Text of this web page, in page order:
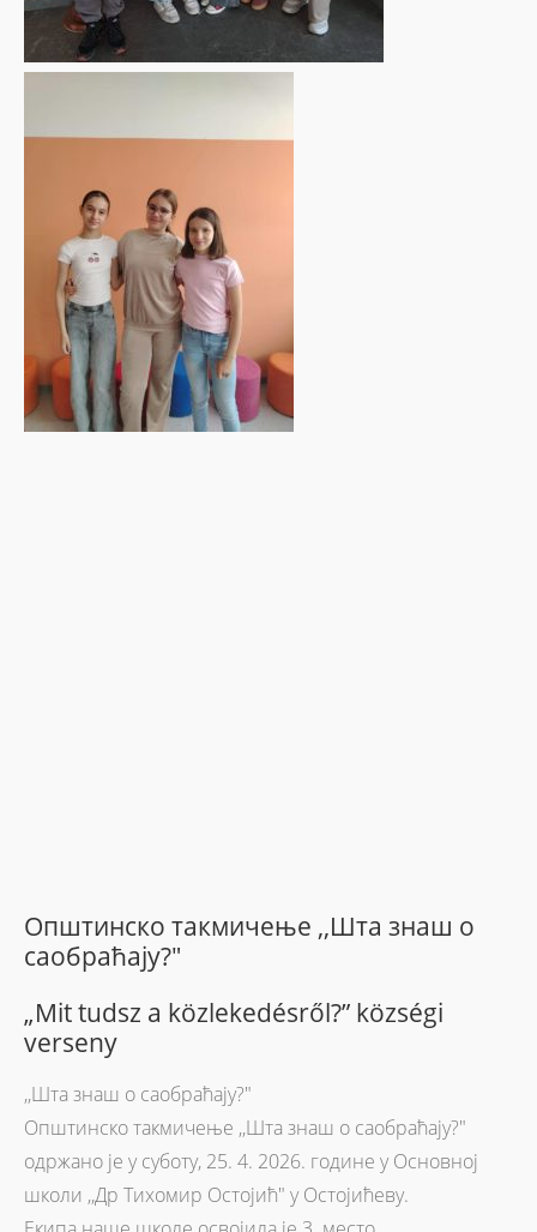
Општинско такмичење ,,Шта знаш о
саобраћају?"
„Mit tudsz a közlekedésről?” községi
verseny
,,Шта знаш о саобраћају?"
Општинско такмичење ,,Шта знаш о саобраћају?"
одржано је у суботу, 25. 4. 2026. године у Основној
школи ,,Др Тихомир Остојић" у Остојићеву.